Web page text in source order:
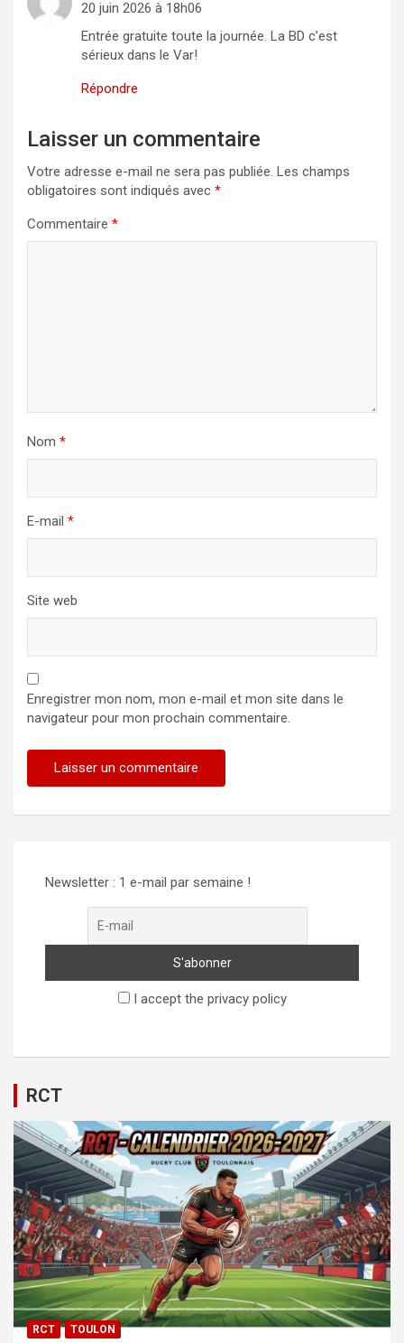
20 juin 2026 à 18h06
Entrée gratuite toute la journée. La BD c’est
sérieux dans le Var!
Répondre
Laisser un commentaire
Votre adresse e-mail ne sera pas publiée. Les champs
obligatoires sont indiqués avec *
Commentaire *
Nom *
E-mail *
Site web
Enregistrer mon nom, mon e-mail et mon site dans le
navigateur pour mon prochain commentaire.
Newsletter : 1 e-mail par semaine !
I accept the privacy policy
RCT
RCT TOULON